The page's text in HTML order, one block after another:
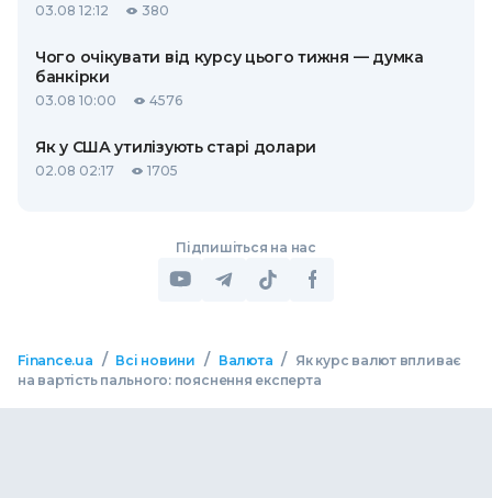
03.08 12:12 380
Чого очікувати від курсу цього тижня — думка
банкірки
03.08 10:00 4576
Як у США утилізують старі долари
02.08 02:17 1705
Підпишіться на нас
Finance.ua / Всі новини / Валюта / Як курс валют впливає
на вартість пального: пояснення експерта